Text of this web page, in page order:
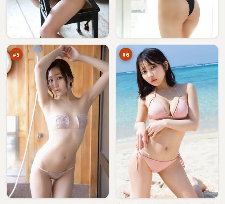
#5
家万
#6
界
万
长
夜
新
秩
90
万
特
攻万